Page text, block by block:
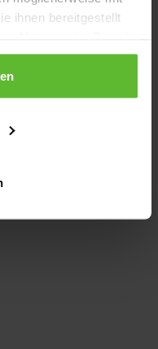
ihnen bereitgestellt
.